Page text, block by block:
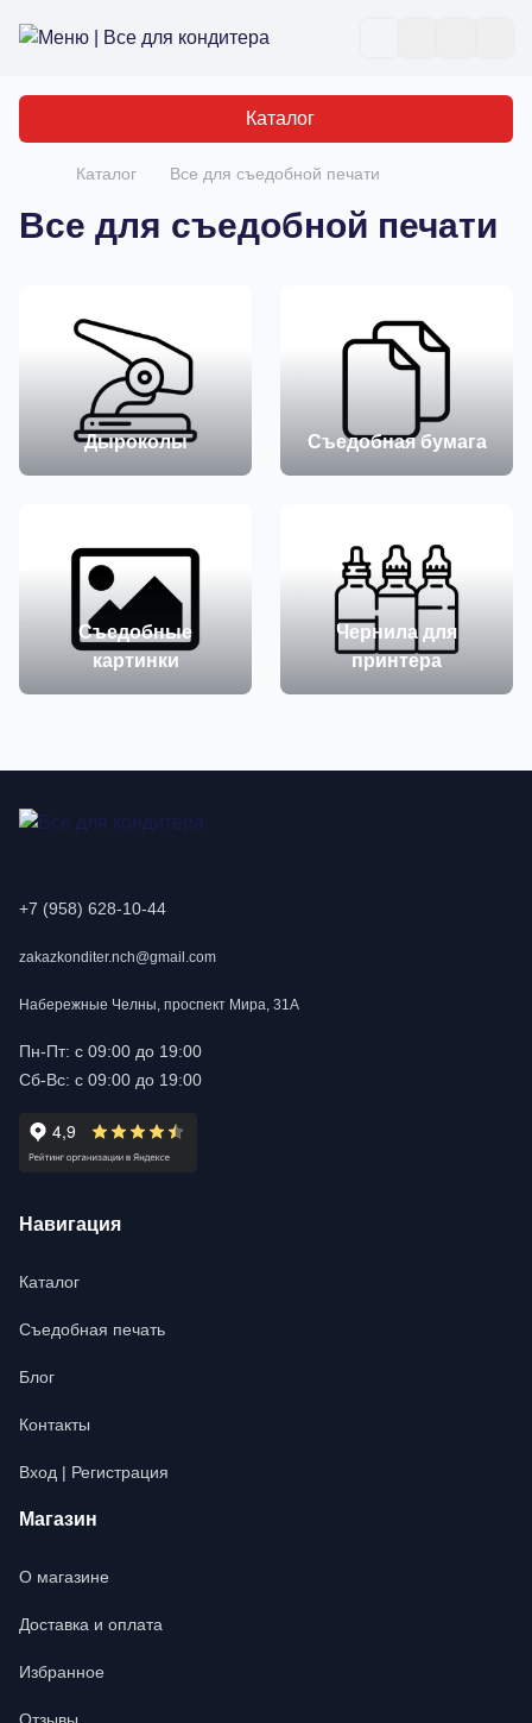
Все для кондитера
Каталог
Главная
Каталог Все для съедобной печати
Все для съедобной печати
Дыроколы Съедобная бумага
Съедобные
картинки
Чернила для
принтера
+7 (958) 628-10-44
zakazkonditer.nch@gmail.com
Набережные Челны, проспект Мира, 31А
Пн-Пт: с 09:00 до 19:00
Сб-Вс: с 09:00 до 19:00
Навигация
Каталог
Съедобная печать
Блог
Контакты
Вход | Регистрация
Магазин
О магазине
Доставка и оплата
Избранное